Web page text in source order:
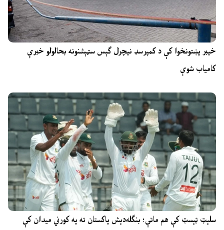
خیبر پښتونخوا کې د کمپرسډ نیچرل ګېس سټېشنونه بحالولو خبرې
کامیاب شوې
سلېټ ټېسټ کې هم ماتې؛ بنګله‌دېش پاکستان ته په کورني میدان کې